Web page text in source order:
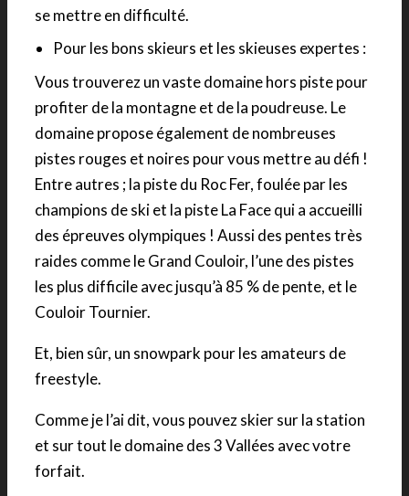
se mettre en difficulté.
Pour les bons skieurs et les skieuses expertes :
Vous trouverez un vaste domaine hors piste pour
profiter de la montagne et de la poudreuse. Le
domaine propose également de nombreuses
pistes rouges et noires pour vous mettre au défi !
Entre autres ; la piste du Roc Fer, foulée par les
champions de ski et la piste La Face qui a accueilli
des épreuves olympiques ! Aussi des pentes très
raides comme le Grand Couloir, l’une des pistes
les plus difficile avec jusqu’à 85 % de pente, et le
Couloir Tournier.
Et, bien sûr, un snowpark pour les amateurs de
freestyle.
Comme je l’ai dit, vous pouvez skier sur la station
et sur tout le domaine des 3 Vallées avec votre
forfait.